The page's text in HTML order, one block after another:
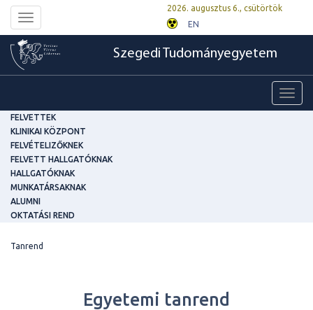
Toggle
navigation
2026. augusztus 6., csütörtök
EN
Szegedi Tudományegyetem
FELVETTEK
KLINIKAI KÖZPONT
FELVÉTELIZŐKNEK
FELVETT HALLGATÓKNAK
HALLGATÓKNAK
MUNKATÁRSAKNAK
ALUMNI
OKTATÁSI REND
Tanrend
Egyetemi tanrend